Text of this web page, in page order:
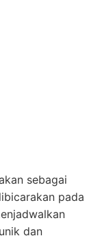
sebagai
pada
dan